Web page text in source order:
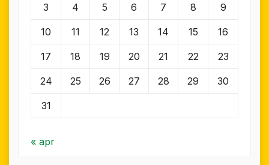
3 4 5 6 7 8 9
10 11 12 13 14 15 16
17 18 19 20 21 22 23
24 25 26 27 28 29 30
31
« apr